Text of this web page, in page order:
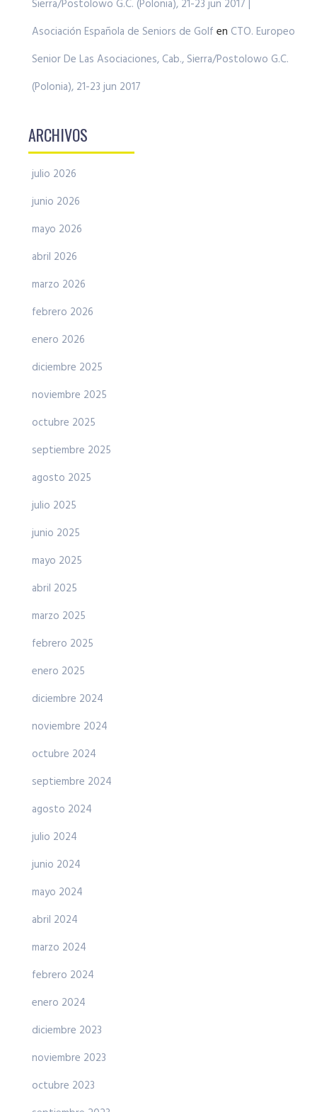
Sierra/Postolowo G.C. (Polonia), 21-23 jun 2017 |
Asociación Española de Seniors de Golf en CTO. Europeo
Senior De Las Asociaciones, Cab., Sierra/Postolowo G.C.
(Polonia), 21-23 jun 2017
ARCHIVOS
julio 2026
junio 2026
mayo 2026
abril 2026
marzo 2026
febrero 2026
enero 2026
diciembre 2025
noviembre 2025
octubre 2025
septiembre 2025
agosto 2025
julio 2025
junio 2025
mayo 2025
abril 2025
marzo 2025
febrero 2025
enero 2025
diciembre 2024
noviembre 2024
octubre 2024
septiembre 2024
agosto 2024
julio 2024
junio 2024
mayo 2024
abril 2024
marzo 2024
febrero 2024
enero 2024
diciembre 2023
noviembre 2023
octubre 2023